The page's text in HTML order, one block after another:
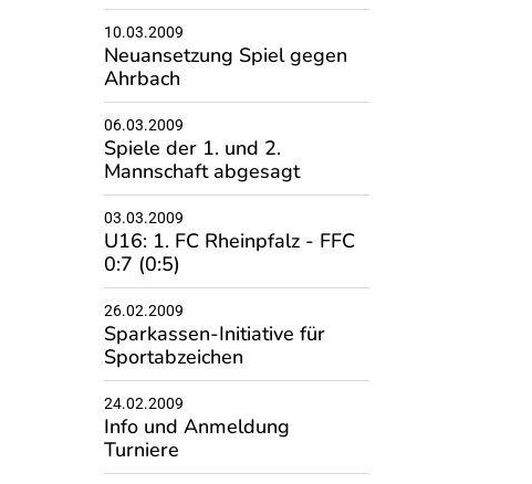
10.03.2009
Neuansetzung Spiel gegen
Ahrbach
06.03.2009
Spiele der 1. und 2.
Mannschaft abgesagt
03.03.2009
U16: 1. FC Rheinpfalz - FFC
0:7 (0:5)
26.02.2009
Sparkassen-Initiative für
Sportabzeichen
24.02.2009
Info und Anmeldung
Turniere